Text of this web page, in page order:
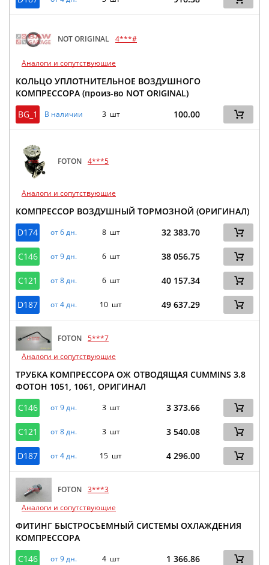
NOT ORIGINAL 4***#
Аналоги и сопутствующие
КОЛЬЦО УПЛОТНИТЕЛЬНОЕ ВОЗДУШНОГО
КОМПРЕССОРА (произ-во NOT ORIGINAL)
BG_1
В наличии 3 шт 100.00
FOTON 4***5
Аналоги и сопутствующие
КОМПРЕССОР ВОЗДУШНЫЙ ТОРМОЗНОЙ (ОРИГИНАЛ)
D174
от 6 дн. 8 шт 32 383.70
C146 от 9 дн. 6 шт 38 056.75
C121 от 8 дн. 6 шт 40 157.34
D187 от 4 дн. 10 шт 49 637.29
FOTON 5***7
Аналоги и сопутствующие
ТРУБКА КОМПРЕССОРА ОЖ ОТВОДЯЩАЯ CUMMINS 3.8
ФОТОН 1051, 1061, ОРИГИНАЛ
C146
от 9 дн. 3 шт 3 373.66
C121 от 8 дн. 3 шт 3 540.08
D187 от 4 дн. 15 шт 4 296.00
FOTON 3***3
Аналоги и сопутствующие
ФИТИНГ БЫСТРОСЪЕМНЫЙ СИСТЕМЫ ОХЛАЖДЕНИЯ
КОМПРЕССОРА
C146
от 9 дн. 4 шт 1 366.86